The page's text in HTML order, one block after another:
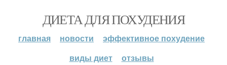
ДИЕТА ДЛЯ ПОХУДЕНИЯ
главная новости
эффективное похудение
виды диет
отзывы